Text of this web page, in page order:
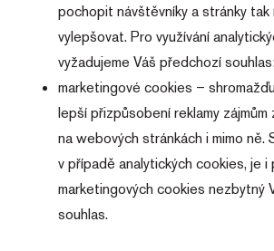
pochopit návštěvníky a stránky tak
vylepšovat. Pro využívání
vyžadujeme Váš předchozí
marketingové cookies –
lepší přizpůsobení reklamy zájmům
na webových stránkách i mimo ně.
v případě analytických cookies, je i
marketingových cookies nezbytný
souhlas.